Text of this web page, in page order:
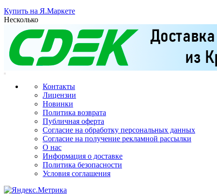
Купить на Я.Маркете
Несколько
Контакты
Лицензии
Новинки
Политика возврата
Публичная оферта
Согласие на обработку персональных данных
Согласие на получение рекламной рассылки
О нас
Информация о доставке
Политика безопасности
Условия соглашения